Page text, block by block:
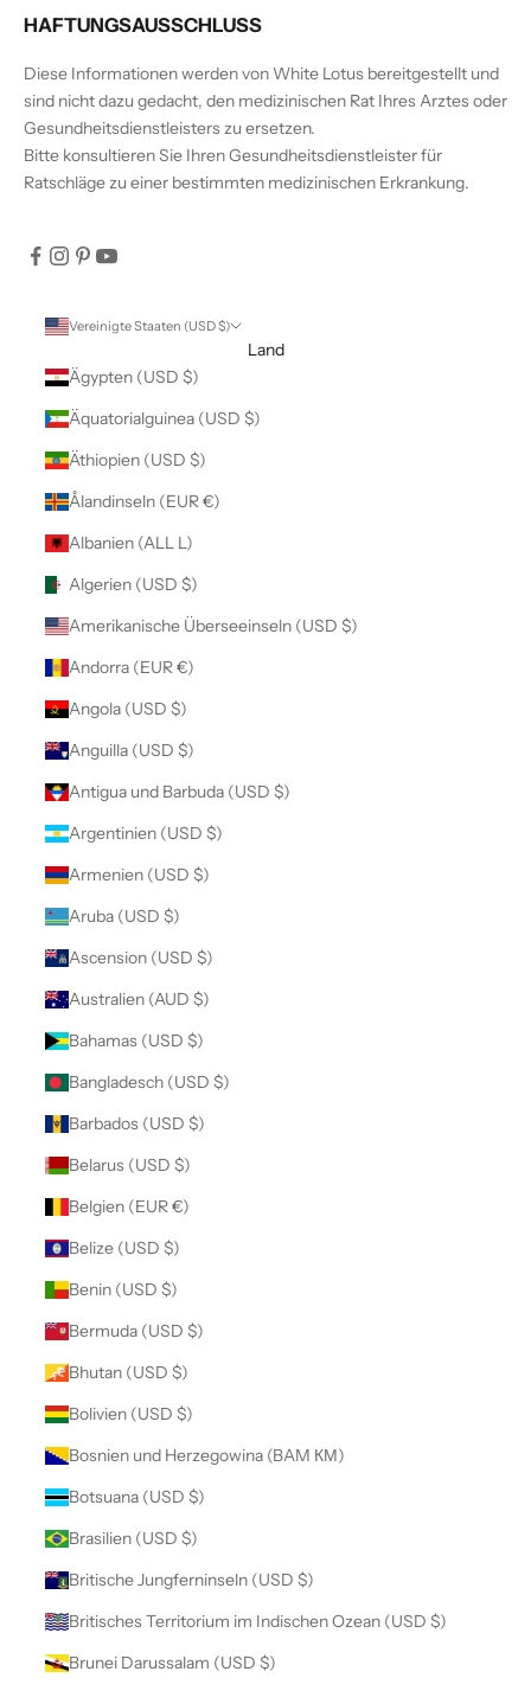
HAFTUNGSAUSSCHLUSS
Diese Informationen werden von White Lotus bereitgestellt und
sind nicht dazu gedacht, den medizinischen Rat Ihres Arztes oder
Gesundheitsdienstleisters zu ersetzen.
Bitte konsultieren Sie Ihren Gesundheitsdienstleister für
Ratschläge zu einer bestimmten medizinischen Erkrankung.
Vereinigte Staaten (USD $)
Land
Ägypten (USD $)
Äquatorialguinea (USD $)
Äthiopien (USD $)
Ålandinseln (EUR €)
Albanien (ALL L)
Algerien (USD $)
Amerikanische Überseeinseln (USD $)
Andorra (EUR €)
Angola (USD $)
Anguilla (USD $)
Antigua und Barbuda (USD $)
Argentinien (USD $)
Armenien (USD $)
Aruba (USD $)
Ascension (USD $)
Australien (AUD $)
Bahamas (USD $)
Bangladesch (USD $)
Barbados (USD $)
Belarus (USD $)
Belgien (EUR €)
Belize (USD $)
Benin (USD $)
Bermuda (USD $)
Bhutan (USD $)
Bolivien (USD $)
Bosnien und Herzegowina (BAM КМ)
Botsuana (USD $)
Brasilien (USD $)
Britische Jungferninseln (USD $)
Britisches Territorium im Indischen Ozean (USD $)
Brunei Darussalam (USD $)